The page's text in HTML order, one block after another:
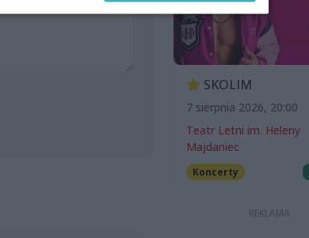
SKOLIM
7 sierpnia 2026, 20:00
Teatr Letni im. Heleny
Majdaniec
Koncerty